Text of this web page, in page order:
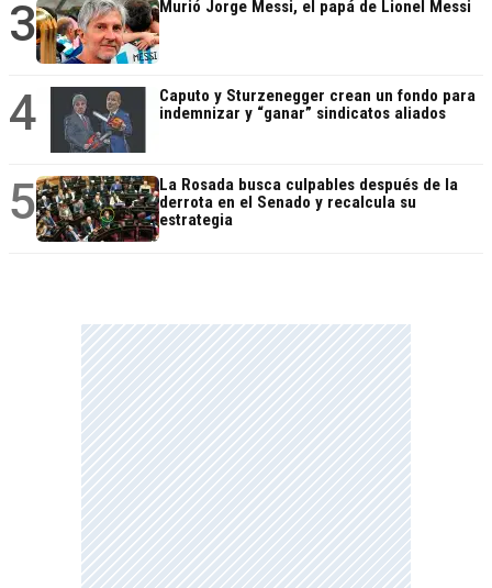
3 Murió Jorge Messi, el papá de Lionel Messi
4
Caputo y Sturzenegger crean un fondo para
indemnizar y “ganar” sindicatos aliados
5
La Rosada busca culpables después de la
derrota en el Senado y recalcula su
estrategia